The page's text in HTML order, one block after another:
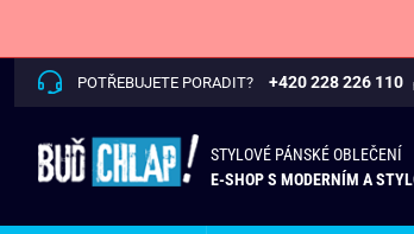
POTŘEBUJETE PORADIT? +420 228 226 110
STYLOVÉ PÁNSKÉ OBLEČENÍ
E-SHOP S MODERNÍM A